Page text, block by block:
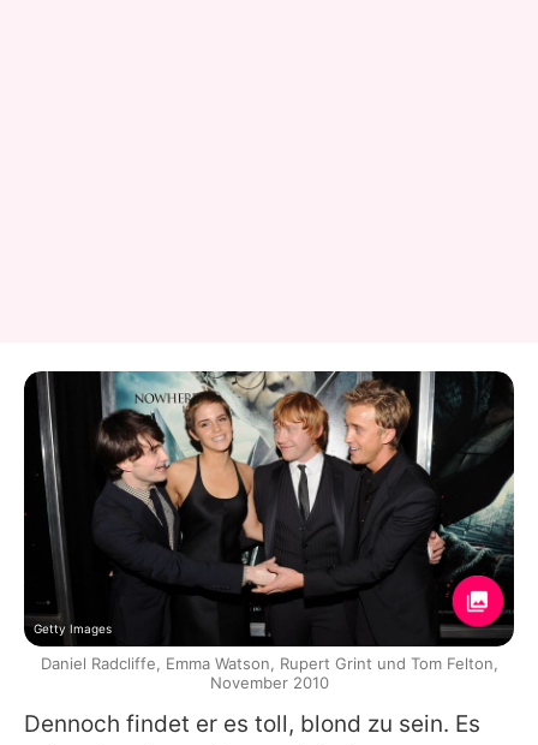
Dennoch findet er es toll, blond zu sein. Es
Getty Images
Daniel Radcliffe, Emma Watson, Rupert Grint und Tom Felton,
November 2010